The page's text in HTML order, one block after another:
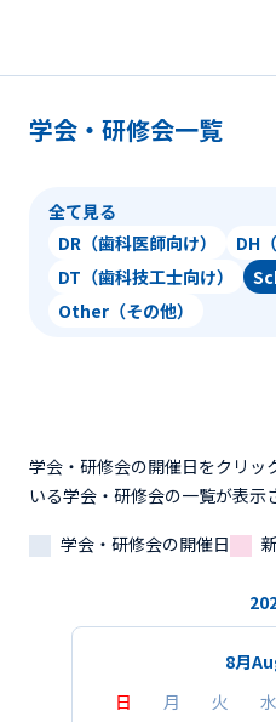
学会・研修会一覧
全て見る
DR（歯科医師向け）
DH
DT（歯科技工士向け）
Other（その他）
学会・研修会の開催日をクリッ
いる学会・研修会の一覧が表示
学会・研修会の開催日
8月
日
月 火 水